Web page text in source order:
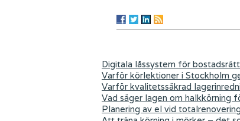
Digitala låssystem för
Varför körlektioner i Stockholm
Varför kvalitetssäkrad
Vad säger lagen om halkkörning
Planering av el vid